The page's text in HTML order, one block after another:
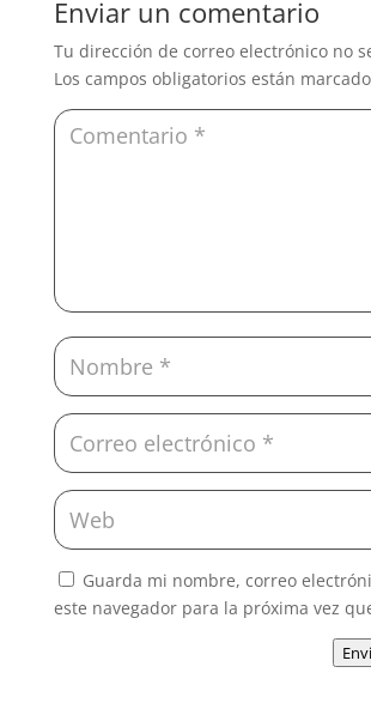
Enviar un comentario
Tu dirección de correo electrónico no
Los campos obligatorios están
Guarda mi nombre, correo
este navegador para la próxima vez